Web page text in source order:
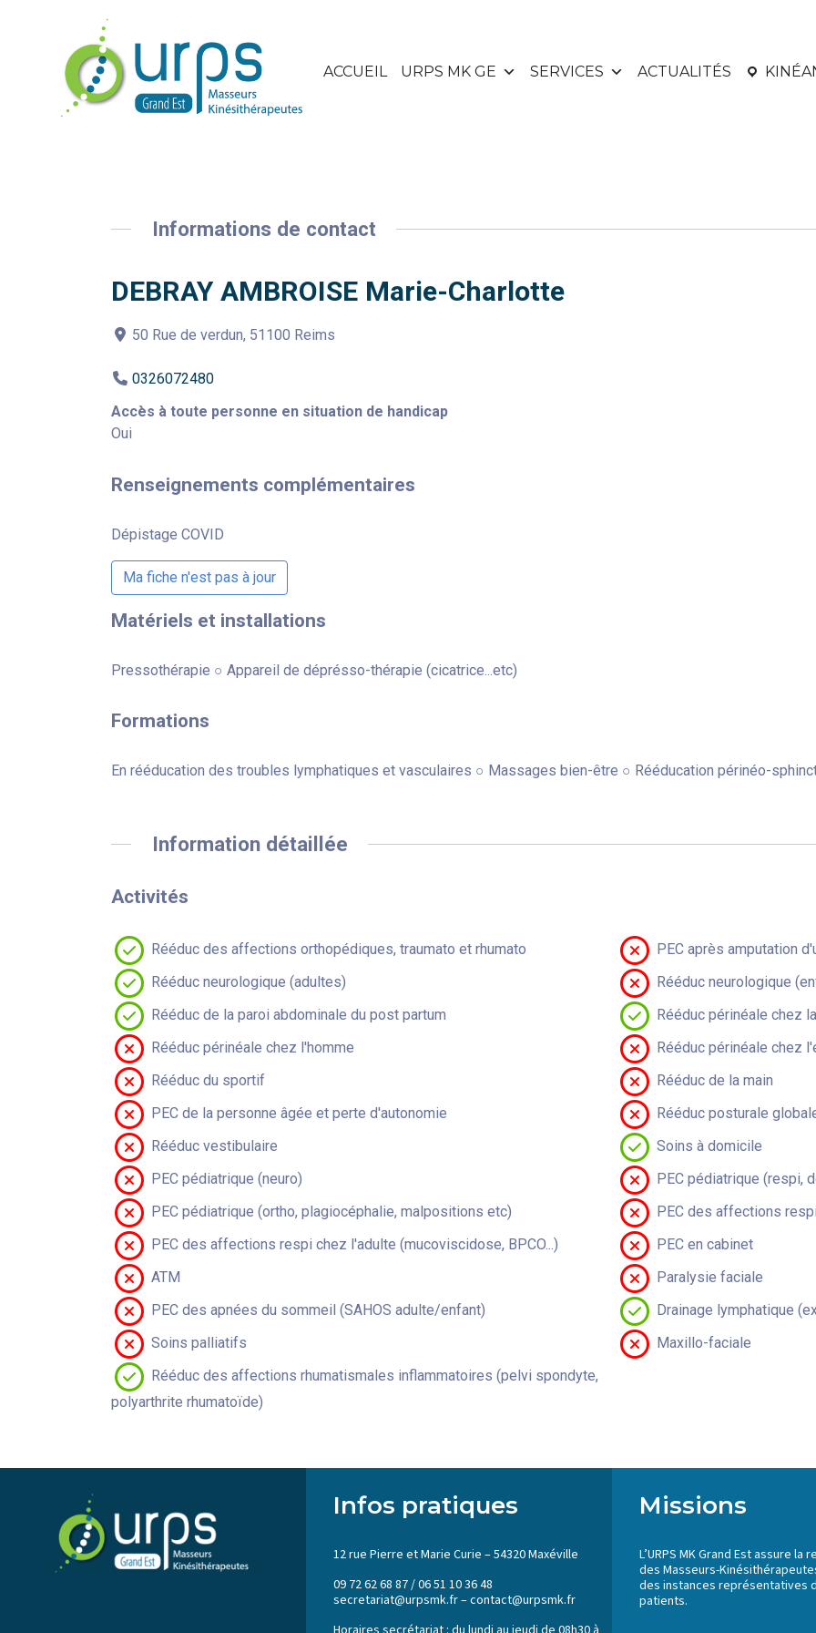
ACCUEIL URPS MK GE SERVICES ACTUALITÉS
Informations de contact
DEBRAY AMBROISE Marie-Charlotte
50 Rue de verdun, 51100 Reims
0326072480
Accès à toute personne en situation de handicap
Oui
Renseignements complémentaires
Dépistage COVID
Ma fiche n'est pas à jour
Matériels et installations
Pressothérapie ○ Appareil de déprésso-thérapie (cicatrice...etc)
Formations
En rééducation des troubles lymphatiques et vasculaires ○ Massages bien-être ○ Rééducation périnéo-
Information détaillée
Activités
Rééduc des affections orthopédiques, traumato et rhumato
PEC après amputation
Rééduc neurologique (adultes)
Rééduc neurologique
Rééduc de la paroi abdominale du post partum
Rééduc périnéale chez
Rééduc périnéale chez l'homme
Rééduc périnéale chez
Rééduc du sportif
Rééduc de la main
PEC de la personne âgée et perte d'autonomie
Rééduc posturale
Rééduc vestibulaire
Soins à domicile
PEC pédiatrique (neuro)
PEC pédiatrique (respi,
PEC pédiatrique (ortho, plagiocéphalie, malpositions etc)
PEC des affections
PEC des affections respi chez l'adulte (mucoviscidose, BPCO...)
PEC en cabinet
ATM
Paralysie faciale
PEC des apnées du sommeil (SAHOS adulte/enfant)
Drainage lymphatique
Soins palliatifs
Maxillo-faciale
Rééduc des affections rhumatismales inflammatoires (pelvi spondyte,
polyarthrite rhumatoïde)
Infos pratiques
12 rue Pierre et Marie Curie – 54320 Maxéville
09 72 62 68 87 / 06 51 10 36 48
secretariat@urpsmk.fr – contact@urpsmk.fr
Missions
L’URPS MK Grand Est assure la
des Masseurs-
des instances représentatives
patients.